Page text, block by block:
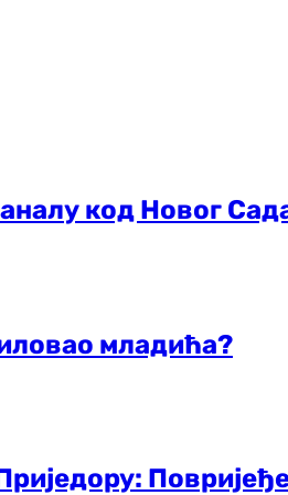
код Новог
младића?